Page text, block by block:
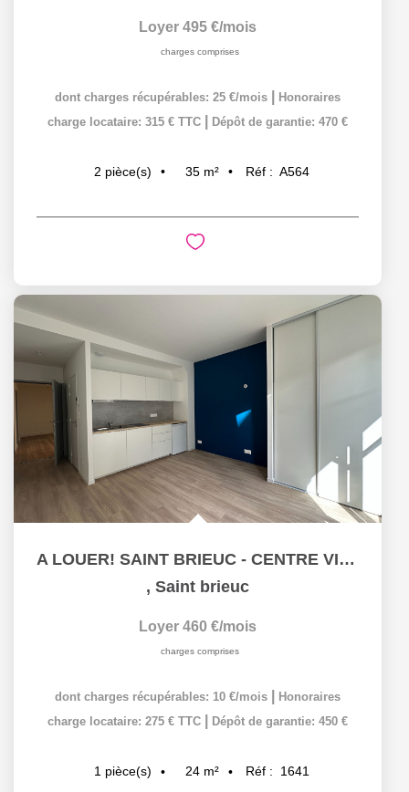
Loyer 495 €/mois
charges comprises
dont charges récupérables: 25 €/mois
Honoraires
charge locataire: 315 € TTC
Dépôt de garantie: 470 €
2 pièce(s) 35 m² Réf : A564
A LOUER! SAINT BRIEUC - CENTRE VILLE - STUDIO
, Saint brieuc
Loyer 460 €/mois
charges comprises
dont charges récupérables: 10 €/mois
Honoraires
charge locataire: 275 € TTC
Dépôt de garantie: 450 €
1 pièce(s) 24 m² Réf : 1641